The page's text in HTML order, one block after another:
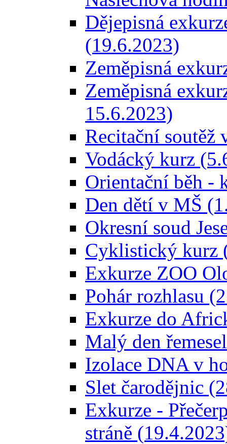
Dějepisná
(19.6.2023)
Zeměpisná
Zeměpisná
15.6.2023)
Recitační soutěž
Vodácký kurz
Orientační běh -
Den dětí v MŠ
Okresní soud
Cyklistický kurz
Exkurze ZOO
Pohár rozhlasu
Exkurze do
Malý den
Izolace DNA v
Slet čarodějnic
Exkurze -
stráně